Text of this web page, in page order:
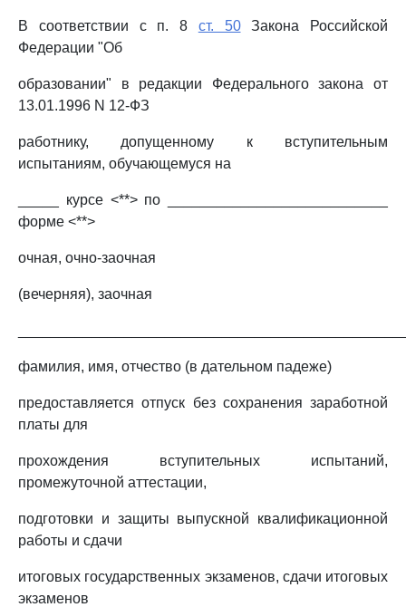
В соответствии с п. 8 ст. 50Закона Российской
Федерации "Об
образовании" в редакции Федерального закона от
13.01.1996 N 12-ФЗ
работнику, допущенному к вступительным
испытаниям, обучающемуся на
_____ курсе <**> по ___________________________
форме <**>
очная, очно-заочная
(вечерняя), заочная
фамилия, имя, отчество (в дательном падеже)
предоставляется отпуск без сохранения заработной
платы для
прохождения вступительных испытаний,
промежуточной аттестации,
подготовки и защиты выпускной квалификационной
работы и сдачи
итоговых государственных экзаменов, сдачи итоговых
экзаменов